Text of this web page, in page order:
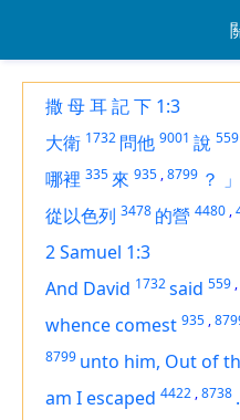
撒 母 耳 記 下 1:3
大衛 1732 問他 9001 說 559
哪裡 335 來 935 ,8799 ？
從以色列 3478 的營 4480 ,
2 Samuel 1:3
And David 1732said 559 ,
whence comest 935 ,
8799 unto him, Out of
am I escaped 4422 ,8738 .